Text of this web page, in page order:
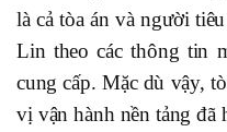
là cả tòa án và người
Lin theo các thông tin
cung cấp. Mặc dù vậy,
vị vận hành nền tảng đã